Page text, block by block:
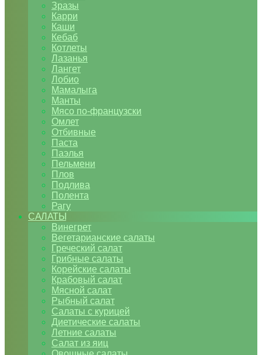
Зразы
Карри
Каши
Кебаб
Котлеты
Лазанья
Лангет
Лобио
Мамалыга
Манты
Мясо по-французски
Омлет
Отбивные
Паста
Паэлья
Пельмени
Плов
Подлива
Полента
Рагу
САЛАТЫ
Винегрет
Вегетарианские салаты
Греческий салат
Грибные салаты
Корейские салаты
Крабовый салат
Мясной салат
Рыбный салат
Салаты с курицей
Диетические салаты
Летние салаты
Салат из яиц